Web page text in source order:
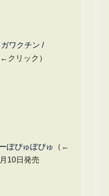
ワクチン /
←クリック）
ぽぴゅぽぴゅ
（←
10日発売